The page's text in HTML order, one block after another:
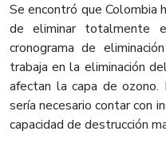
Se encontró que Colombia
de eliminar totalmente
cronograma de
trabaja en la eliminación
afectan la capa de
sería necesario contar con
capacidad de destrucción